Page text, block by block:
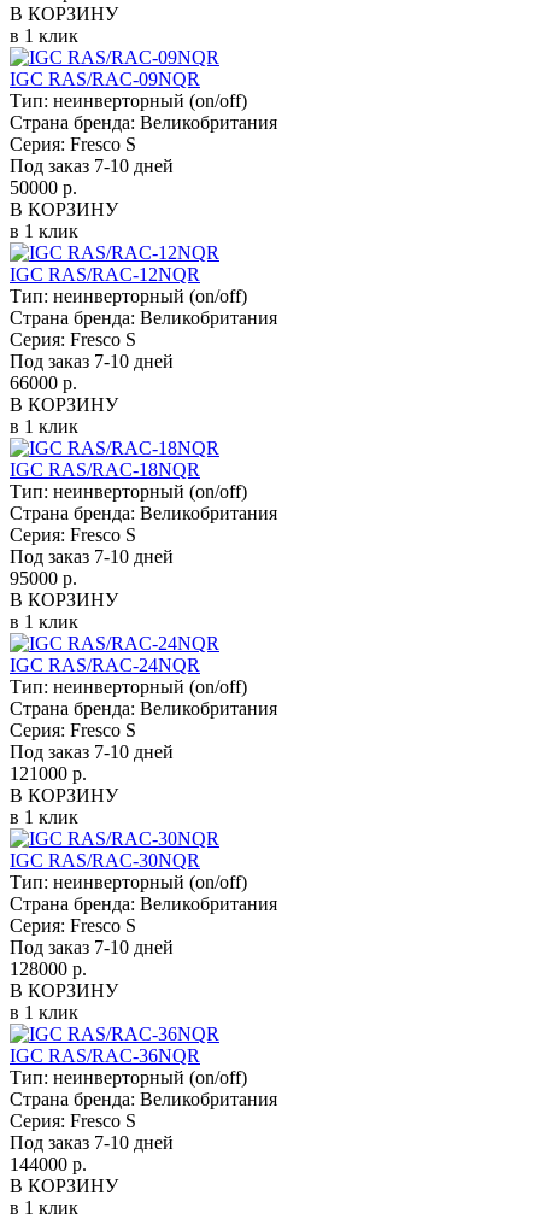
В КОРЗИНУ
в 1 клик
IGC RAS/RAC-09NQR
Тип: неинверторный (on/off)
Страна бренда: Великобритания
Серия: Fresco S
Под заказ 7-10 дней
50000 р.
В КОРЗИНУ
в 1 клик
IGC RAS/RAC-12NQR
Тип: неинверторный (on/off)
Страна бренда: Великобритания
Серия: Fresco S
Под заказ 7-10 дней
66000 р.
В КОРЗИНУ
в 1 клик
IGC RAS/RAC-18NQR
Тип: неинверторный (on/off)
Страна бренда: Великобритания
Серия: Fresco S
Под заказ 7-10 дней
95000 р.
В КОРЗИНУ
в 1 клик
IGC RAS/RAC-24NQR
Тип: неинверторный (on/off)
Страна бренда: Великобритания
Серия: Fresco S
Под заказ 7-10 дней
121000 р.
В КОРЗИНУ
в 1 клик
IGC RAS/RAC-30NQR
Тип: неинверторный (on/off)
Страна бренда: Великобритания
Серия: Fresco S
Под заказ 7-10 дней
128000 р.
В КОРЗИНУ
в 1 клик
IGC RAS/RAC-36NQR
Тип: неинверторный (on/off)
Страна бренда: Великобритания
Серия: Fresco S
Под заказ 7-10 дней
144000 р.
В КОРЗИНУ
в 1 клик